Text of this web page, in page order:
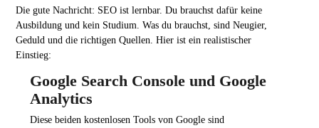
Die gute Nachricht: SEO ist lernbar. Du brauchst dafür keine
Ausbildung und kein Studium. Was du brauchst, sind Neugier,
Geduld und die richtigen Quellen. Hier ist ein realistischer
Einstieg:
Google Search Console und Google
Analytics
Diese beiden kostenlosen Tools von Google sind